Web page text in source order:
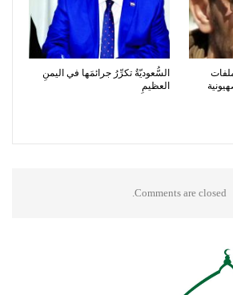
السُّعوديّةُ تكرِّرُ جرائمَها في اليمنِ
العظيمِ
Comments are closed.